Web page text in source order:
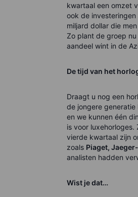
kwartaal een omzet
ook de
miljard dollar die
Zo plant de groep
aandeel wint in de
De tijd van het
Draagt u nog een
de jongere
en we kunnen één
is voor luxehorloges.
vierde kwartaal zijn
zoals Piaget,
analisten hadden
Wist je dat…